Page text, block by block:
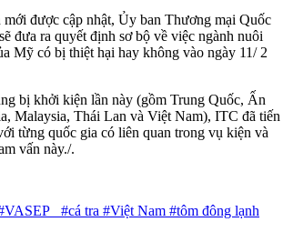
được cập nhật, Ủy ban Thương mại Quốc
đưa ra quyết định sơ bộ về việc ngành nuôi
Mỹ có bị thiệt hại hay không vào ngày 11/ 2
bị khởi kiện lần này (gồm Trung Quốc, Ấn
Malaysia, Thái Lan và Việt Nam), ITC đã tiến
từng quốc gia có liên quan trong vụ kiện và
vấn này./.
#cá tra #Việt Nam #tôm đông lạnh